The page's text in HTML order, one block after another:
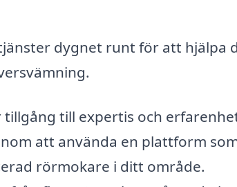
dygnet runt för att hjälpa
till expertis och
att använda en plattform
rörmokare i ditt område.